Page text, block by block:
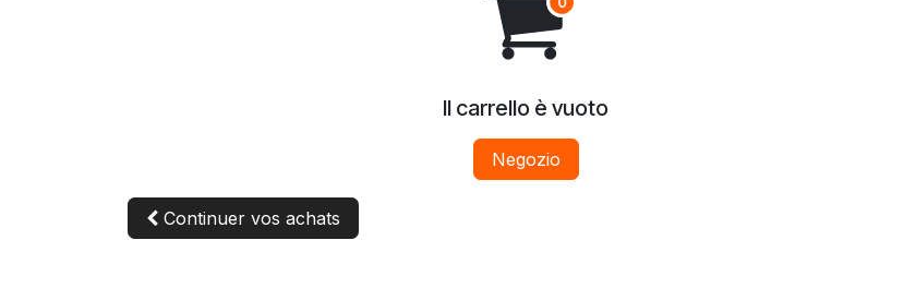
Il carrello è vuoto
Negozio
Continuer vos achats